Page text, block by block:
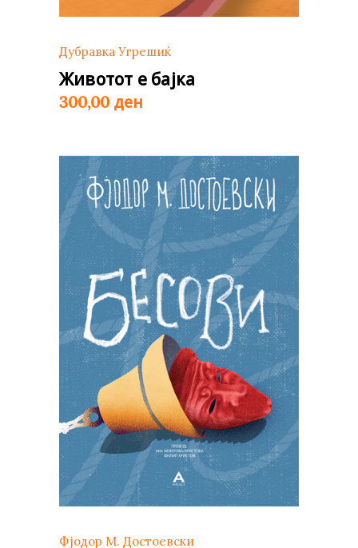
Дубравка Угрешиќ
Животот е бајка
300,00 ден
Фјодор М. Достоевски